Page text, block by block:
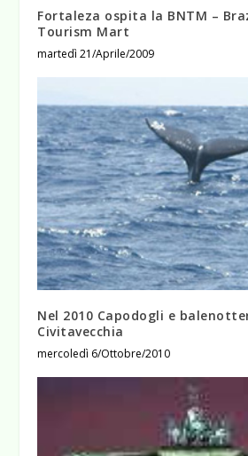
Fortaleza ospita la BNTM –
Tourism Mart
martedì 21/Aprile/2009
Nel 2010 Capodogli e
Civitavecchia
mercoledì 6/Ottobre/2010